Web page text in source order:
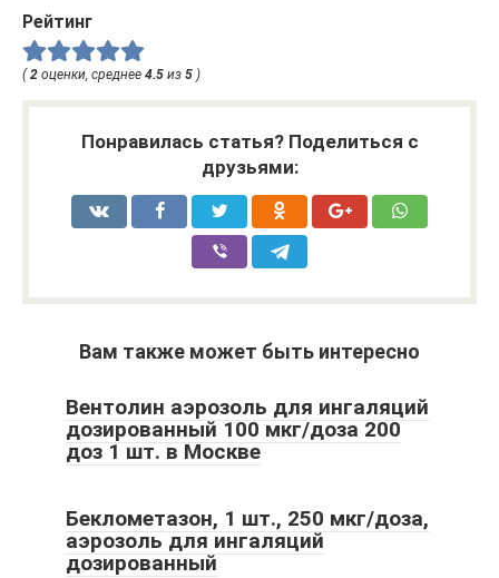
Рейтинг
(2 оценки, среднее 4.5 из 5 )
Понравилась статья? Поделиться с
друзьями:
Вам также может быть интересно
Вентолин аэрозоль для ингаляций
дозированный 100 мкг/доза 200
доз 1 шт. в Москве
Беклометазон, 1 шт., 250 мкг/доза,
аэрозоль для ингаляций
дозированный